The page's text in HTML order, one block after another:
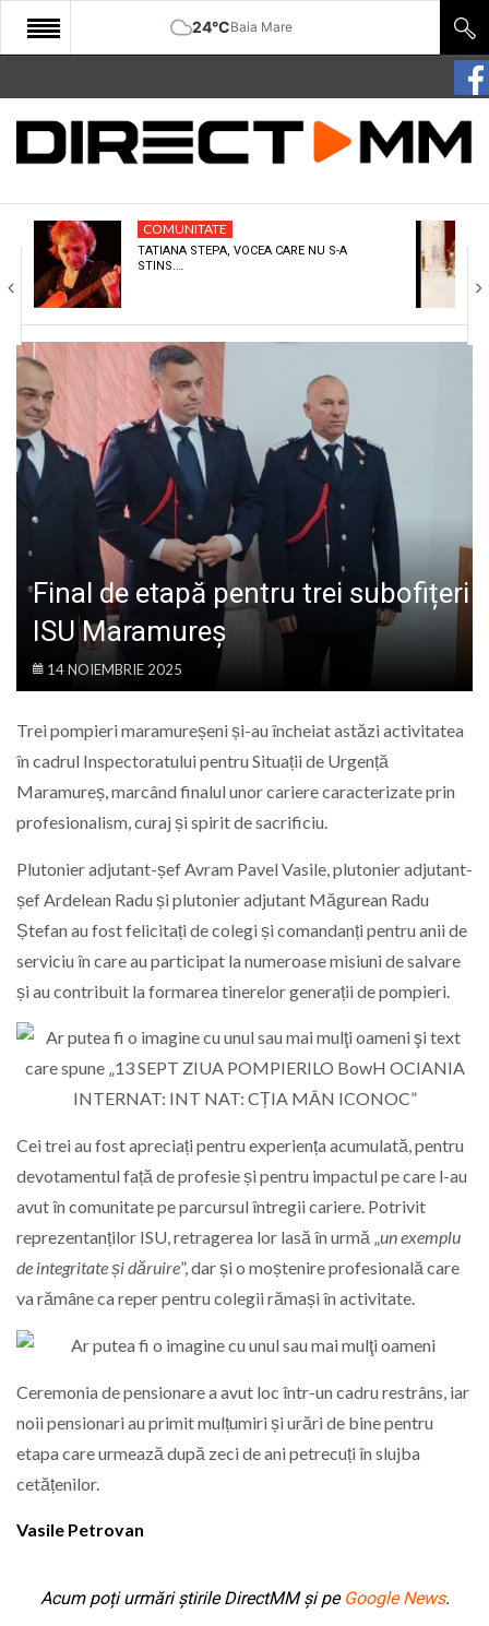
24°CBaia Mare
START
COMUNITATE
CULTURA
ECONOMIE
SANATATE
SPORT
SPECIAL
POLITIC
COMUNITATE
TATIANA STEPA, VOCEA CARE NU S-A
STINS.…
Final de etapă pentru trei subofițeri
ISU Maramureș
14 NOIEMBRIE 2025
Trei pompieri maramureșeni și-au încheiat astăzi activitatea
în cadrul Inspectoratului pentru Situații de Urgență
Maramureș, marcând finalul unor cariere caracterizate prin
profesionalism, curaj și spirit de sacrificiu.
Plutonier adjutant-șef Avram Pavel Vasile, plutonier adjutant-
șef Ardelean Radu și plutonier adjutant Măgurean Radu
Ștefan au fost felicitați de colegi și comandanți pentru anii de
serviciu în care au participat la numeroase misiuni de salvare
și au contribuit la formarea tinerelor generații de pompieri.
Cei trei au fost apreciați pentru experiența acumulată, pentru
devotamentul față de profesie și pentru impactul pe care l-au
avut în comunitate pe parcursul întregii cariere. Potrivit
reprezentanților ISU, retragerea lor lasă în urmă „un exemplu
de integritate și dăruire”, dar și o moștenire profesională care
va rămâne ca reper pentru colegii rămași în activitate.
Ceremonia de pensionare a avut loc într-un cadru restrâns, iar
noii pensionari au primit mulțumiri și urări de bine pentru
etapa care urmează după zeci de ani petrecuți în slujba
cetățenilor.
Vasile Petrovan
Acum poți urmări știrile DirectMM și pe Google News.